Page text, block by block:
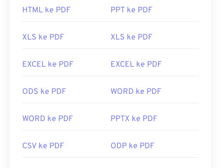
Kebanyakan orang langsung membuka
saja merupakan
pembaca PDF gratis terpopuler
menurut saya programnya agak rumit dengan
perlukan atau inginkan.
Firefox, dapat membuka PDF sendiri. Anda
on atau ekstensi untuk melakukannya, tetapi
HTML ke PDF PPT ke PDF
XLS ke PDF XLS ke PDF
EXCEL ke PDF EXCEL ke PDF
ODS ke PDF WORD ke PDF
WORD ke PDF PPTX ke PDF
CSV ke PDF ODP ke PDF